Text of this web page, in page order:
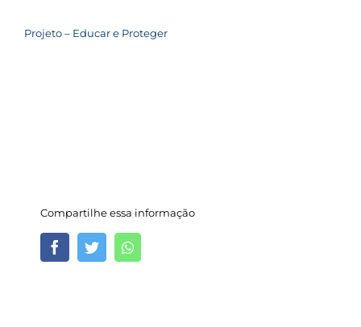
Projeto – Educar e Proteger
Compartilhe essa informação
FacebookTwitterWhatsapp